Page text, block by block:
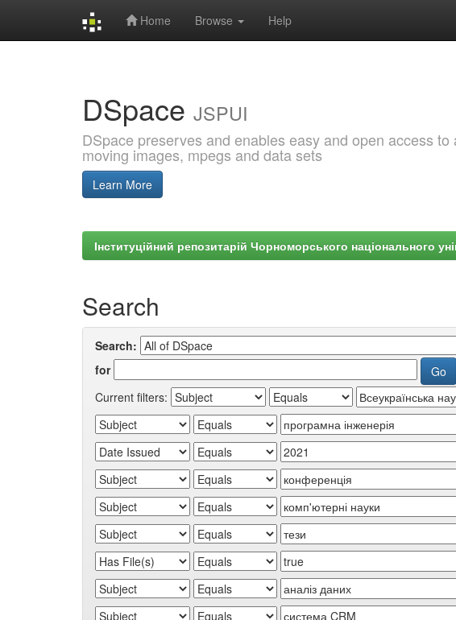
Home Browse Help
DSpace JSPUI
DSpace preserves and enables easy and open access
moving images, mpegs and data sets
Learn More
Інституційний репозитарій Чорноморського національного
Search
Search:
for
Current filters: